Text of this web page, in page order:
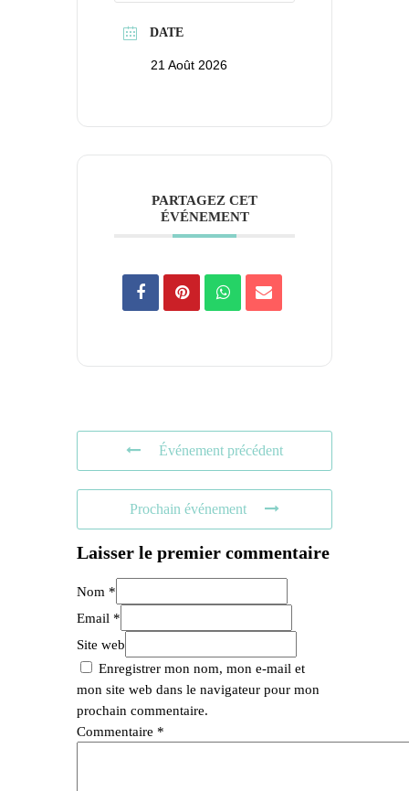
DATE
21 Août 2026
PARTAGEZ CET
ÉVÉNEMENT
Événement précédent
Prochain événement
Laisser le premier commentaire
Nom *
Email *
Site web
Enregistrer mon nom, mon e-mail et
mon site web dans le navigateur pour mon
prochain commentaire.
Commentaire *